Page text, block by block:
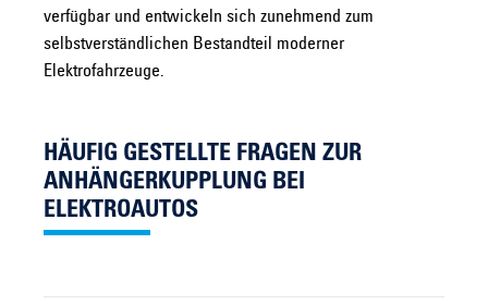
verfügbar und entwickeln sich zunehmend zum
selbstverständlichen Bestandteil moderner
Elektrofahrzeuge.
HÄUFIG GESTELLTE FRAGEN ZUR
ANHÄNGERKUPPLUNG BEI
ELEKTROAUTOS